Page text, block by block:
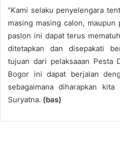
“Kami selaku penyelengara
masing masing calon,
paslon ini dapat terus
ditetapkan dan disepakati
tujuan dari pelaksaaan Pesta
Bogor ini dapat berjalan
sebagaimana diharapkan kita
Suryatna. (bas)